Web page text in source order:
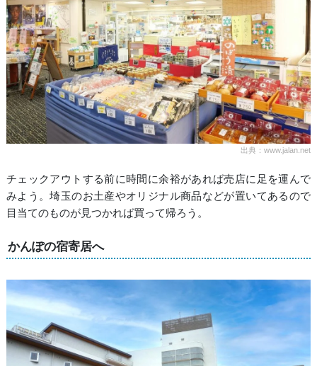
出典：www.jalan.net
チェックアウトする前に時間に余裕があれば売店に足を運んで
みよう。埼玉のお土産やオリジナル商品などが置いてあるので
目当てのものが見つかれば買って帰ろう。
かんぽの宿寄居へ